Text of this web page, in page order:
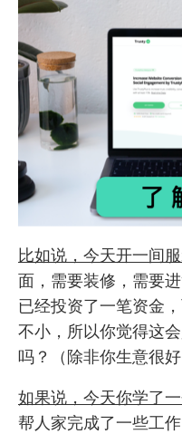
比如说，今天开一间服
面，需要装修，需要
已经投资了一笔资金
不小，所以你觉得这
吗？（除非你生意很好
如果说，今天你学了一
帮人家完成了一些工